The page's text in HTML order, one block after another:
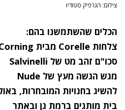
צילום: הגרפיק סטודיו
הכלים שהשתמשנו בהם:
צלחות Corelle מבית Corning
סכו"ם זהב מט של Salvinelli
מגש הגשה מעץ של Nude
להשיג בחנויות המובחרות,
בית מותגים ברמת גן ובאתר